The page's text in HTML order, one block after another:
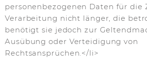
personenbezogenen Daten für die
Verarbeitung nicht länger, die
benötigt sie jedoch zur
Ausübung oder Verteidigung von
Rechtsansprüchen.</li>